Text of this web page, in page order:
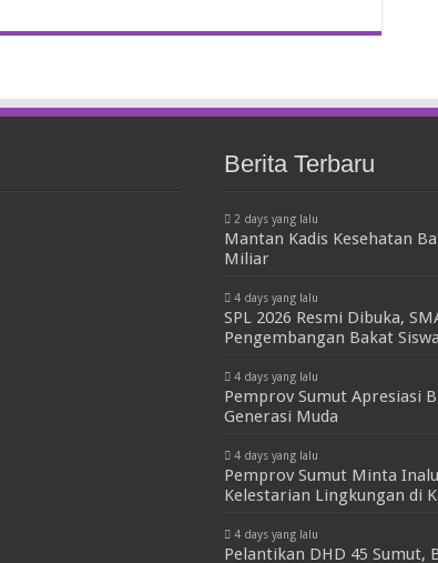
Berita Terbaru
2 days yang lalu
Mantan Kadis Kesehatan
Miliar
4 days yang lalu
SPL 2026 Resmi Dibuka,
Pengembangan Bakat
4 days yang lalu
Pemprov Sumut Apresiasi
Generasi Muda
4 days yang lalu
Pemprov Sumut Minta
Kelestarian Lingkungan di
4 days yang lalu
Pelantikan DHD 45 Sumut,